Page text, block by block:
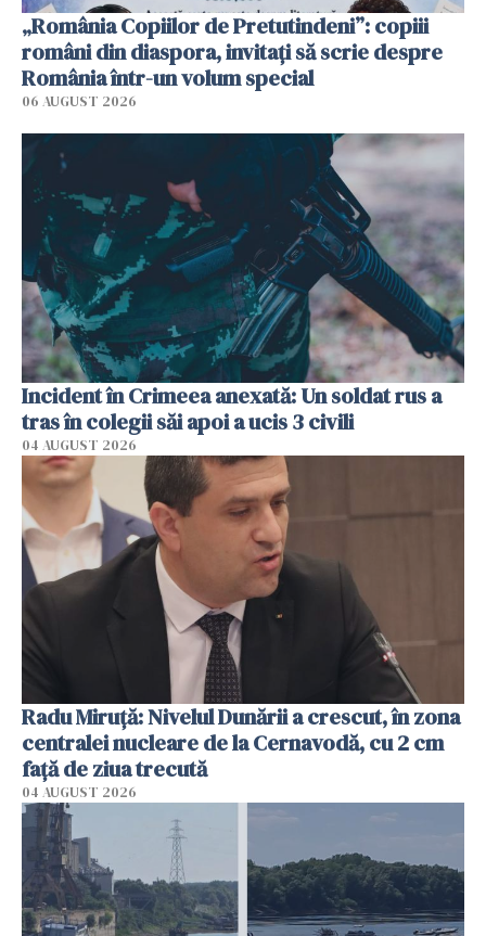
„România Copiilor de Pretutindeni”: copiii
români din diaspora, invitați să scrie despre
România într-un volum special
06 AUGUST 2026
Incident în Crimeea anexată: Un soldat rus a
tras în colegii săi apoi a ucis 3 civili
04 AUGUST 2026
Radu Miruţă: Nivelul Dunării a crescut, în zona
centralei nucleare de la Cernavodă, cu 2 cm
faţă de ziua trecută
04 AUGUST 2026